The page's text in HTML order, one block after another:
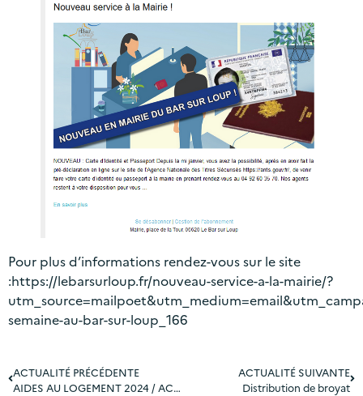
Pour plus d’informations rendez-vous sur le site
:https://lebarsurloup.fr/nouveau-service-a-la-mairie/?
semaine-au-bar-sur-loup_166
ACTUALITÉ PRÉCÉDENTE
AIDES AU LOGEMENT 2024 / ACHAT, LOCATION, RENOVATION
ACTUALITÉ SUIVANTE
Distribution de broyat